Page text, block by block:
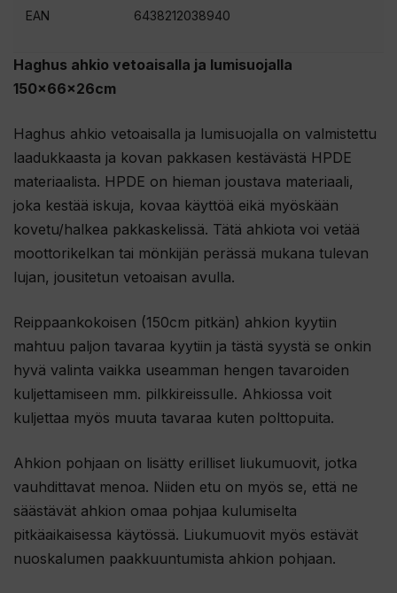
Haghus ahkio vetoaisalla ja lumisuojalla
150x66x26cm
Haghus ahkio vetoaisalla ja lumisuojalla on valmistettu
laadukkaasta ja kovan pakkasen kestävästä HPDE
materiaalista. HPDE on hieman joustava materiaali,
joka kestää iskuja, kovaa käyttöä eikä myöskään
kovetu/halkea pakkaskelissä. Tätä ahkiota voi vetää
moottorikelkan tai mönkijän perässä mukana tulevan
lujan, jousitetun vetoaisan avulla.
Reippaankokoisen (150cm pitkän) ahkion kyytiin
mahtuu paljon tavaraa kyytiin ja tästä syystä se onkin
hyvä valinta vaikka useamman hengen tavaroiden
kuljettamiseen mm. pilkkireissulle. Ahkiossa voit
kuljettaa myös muuta tavaraa kuten polttopuita.
Ahkion pohjaan on lisätty erilliset liukumuovit, jotka
vauhdittavat menoa. Niiden etu on myös se, että ne
säästävät ahkion omaa pohjaa kulumiselta
pitkäaikaisessa käytössä. Liukumuovit myös estävät
nuoskalumen paakkuuntumista ahkion pohjaan.
EAN
6438212038940